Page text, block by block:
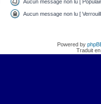
Aucun message non lu [
Aucun message non lu [
Powered by
Traduit